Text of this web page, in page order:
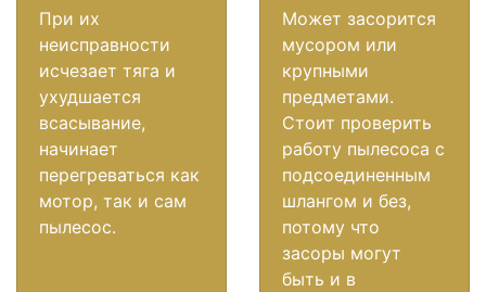
При их
неисправности
исчезает тяга и
ухудшается
всасывание,
начинает
перегреваться как
мотор, так и сам
пылесос.
Может засорится
мусором или
крупными
предметами.
Стоит проверить
работу пылесоса с
подсоединенным
шлангом и без,
потому что
засоры могут
быть и в